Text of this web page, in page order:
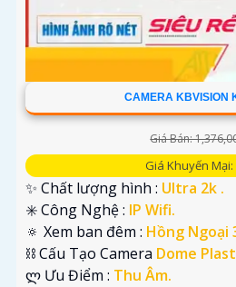
CAMERA KBVISION
Giá Bán:
Giá Khuyến Mại:
✨ Chất lượng hình : Ultra 2k .
✳️ Công Nghệ : IP Wifi.
🔅 Xem ban đêm : Hồng Ngoại
⛓ Cấu Tạo Camera Dome
️ლ Ưu Điểm : Thu Âm.